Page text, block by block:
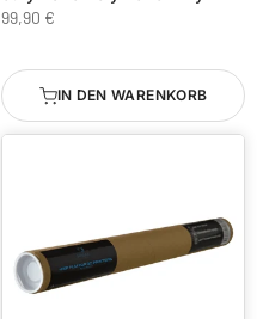
99,90 €
IN DEN WARENKORB